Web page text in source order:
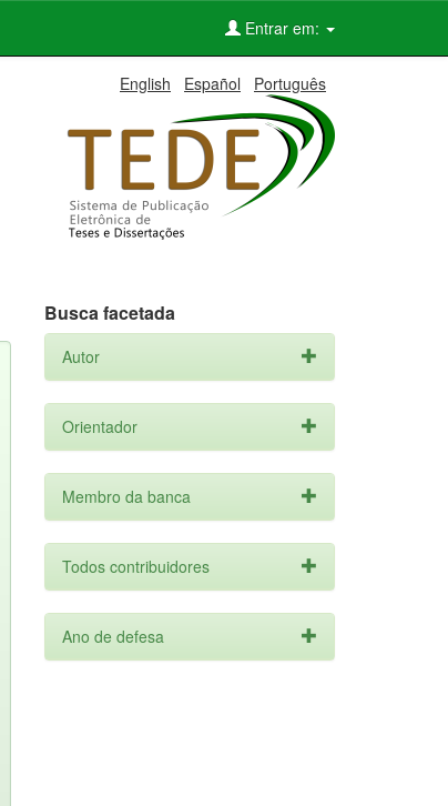
Entrar em:
English Español Português
Busca facetada
Autor
Orientador
Membro da banca
Todos contribuidores
Ano de defesa